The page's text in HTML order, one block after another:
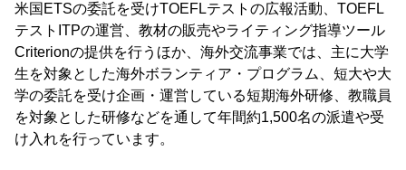
米国ETSの委託を受けTOEFLテストの広報活動、TOEFL
テストITPの運営、教材の販売やライティング指導ツール
Criterionの提供を行うほか、海外交流事業では、主に大学
生を対象とした海外ボランティア・プログラム、短大や大
学の委託を受け企画・運営している短期海外研修、教職員
を対象とした研修などを通して年間約1,500名の派遣や受
け入れを行っています。